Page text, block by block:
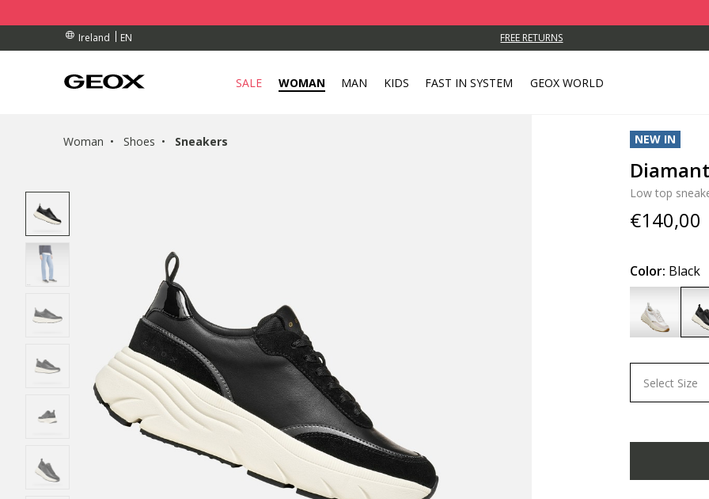
Ireland EN
OVER 90.00 € FREE RETURNS
COLLECTION POINT.
OVER 90.00 €
SALE WOMAN MAN KIDS FAST IN SYSTEM GEOX WORLD
Woman Shoes Sneakers NEW IN
Low top
€140,00
Color: Black
Select Size